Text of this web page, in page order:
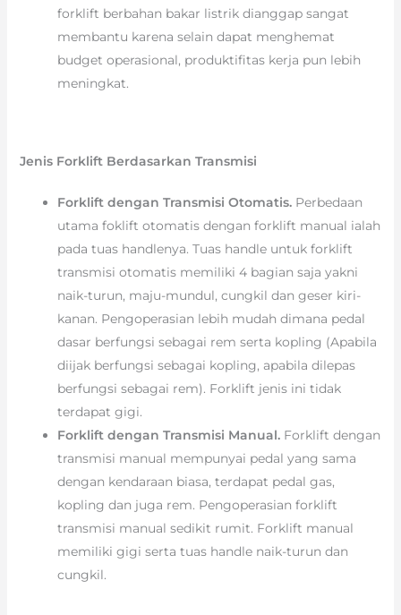
forklift berbahan bakar listrik dianggap sangat
membantu karena selain dapat menghemat
budget operasional, produktifitas kerja pun lebih
meningkat.
Jenis Forklift Berdasarkan Transmisi
Forklift dengan Transmisi Otomatis. Perbedaan
utama foklift otomatis dengan forklift manual ialah
pada tuas handlenya. Tuas handle untuk forklift
transmisi otomatis memiliki 4 bagian saja yakni
naik-turun, maju-mundul, cungkil dan geser kiri-
kanan. Pengoperasian lebih mudah dimana pedal
dasar berfungsi sebagai rem serta kopling (Apabila
diijak berfungsi sebagai kopling, apabila dilepas
berfungsi sebagai rem). Forklift jenis ini tidak
terdapat gigi.
Forklift dengan Transmisi Manual.Forklift dengan
transmisi manual mempunyai pedal yang sama
dengan kendaraan biasa, terdapat pedal gas,
kopling dan juga rem. Pengoperasian forklift
transmisi manual sedikit rumit. Forklift manual
memiliki gigi serta tuas handle naik-turun dan
cungkil.